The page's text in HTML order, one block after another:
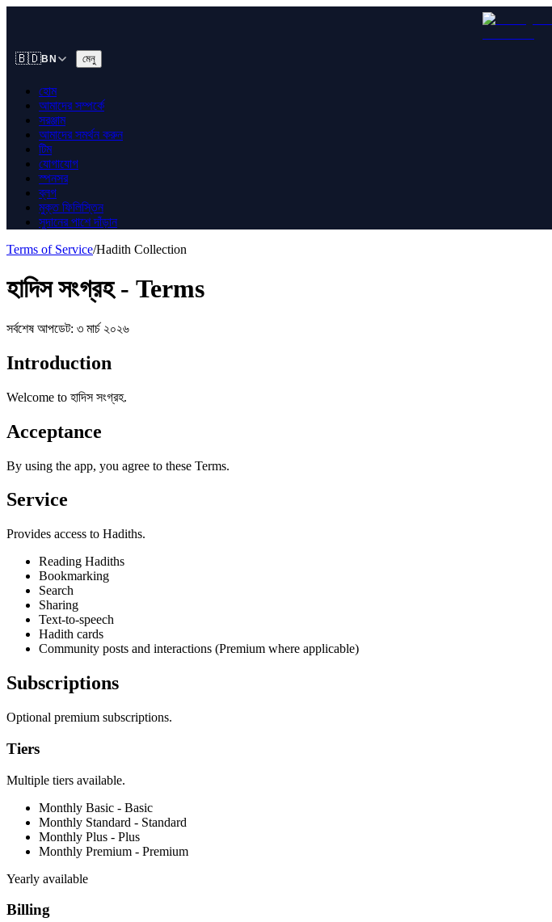
🇧🇩BN মেনু
হোম
আমাদের সম্পর্কে
সরঞ্জাম
আমাদের সমর্থন করুন
টিম
যোগাযোগ
স্পনসর
ব্লগ
মুক্ত ফিলিস্তিন
সুদানের পাশে দাঁড়ান
Terms of Service/Hadith Collection
হাদিস সংগ্রহ - Terms
সর্বশেষ আপডেট: ৩ মার্চ ২০২৬
Introduction
Welcome to হাদিস সংগ্রহ.
Acceptance
By using the app, you agree to these Terms.
Service
Provides access to Hadiths.
Reading Hadiths
Bookmarking
Search
Sharing
Text-to-speech
Hadith cards
Community posts and interactions (Premium where applicable)
Subscriptions
Optional premium subscriptions.
Tiers
Multiple tiers available.
Monthly Basic - Basic
Monthly Standard - Standard
Monthly Plus - Plus
Monthly Premium - Premium
Yearly available
Billing